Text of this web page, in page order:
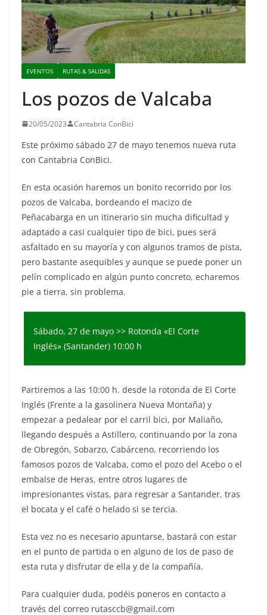
EVENTOS RUTAS & SALIDAS
Los pozos de Valcaba
20/05/2023 Cantabria ConBici
Este próximo sábado 27 de mayo tenemos nueva ruta
con Cantabria ConBici.
En esta ocasión haremos un bonito recorrido por los
pozos de Valcaba, bordeando el macizo de
Peñacabarga en un itinerario sin mucha dificultad y
adaptado a casi cualquier tipo de bici, pues será
asfaltado en su mayoría y con algunos tramos de pista,
pero bastante asequibles y aunque se puede poner un
pelín complicado en algún punto concreto, echaremos
pie a tierra, sin problema.
Sábado, 27 de mayo >> Rotonda «El Corte
Inglés» (Santander) 10:00 h
Partiremos a las 10:00 h. desde la rotonda de El Corte
Inglés (Frente a la gasolinera Nueva Montaña) y
empezar a pedalear por el carril bici, por Maliaño,
llegando después a Astillero, continuando por la zona
de Obregón, Sobarzo, Cabárceno, recorriendo los
famosos pozos de Valcaba, como el pozo del Acebo o el
embalse de Heras, entre otros lugares de
impresionantes vistas, para regresar a Santander, tras
el bocata y el café o helado si se tercia.
Esta vez no es necesario apuntarse, bastará con estar
en el punto de partida o en alguno de los de paso de
esta ruta y disfrutar de ella y de la compañía.
Para cualquier duda, podéis poneros en contacto a
través del correo rutasccb@gmail.com